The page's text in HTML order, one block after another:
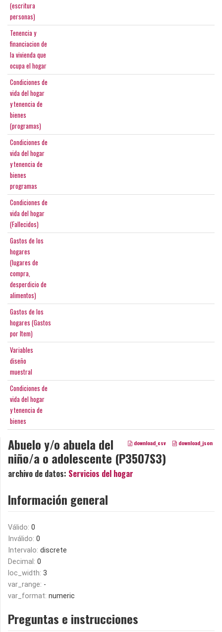
(escritura
personas)
Tenencia y
financiacion de
la vivienda que
ocupa el hogar
Condiciones de
vida del hogar
y tenencia de
bienes
(programas)
Condiciones de
vida del hogar
y tenencia de
bienes
programas
Condiciones de
vida del hogar
(Fallecidos)
Gastos de los
hogares
(lugares de
compra,
desperdicio de
alimentos)
Gastos de los
hogares (Gastos
por Item)
Variables
diseño
muestral
Condiciones de
vida del hogar
y tenencia de
bienes
download_csv download_json
Abuelo y/o abuela del
niño/a o adolescente (P3507S3)
archivo de datos: Servicios del hogar
Información general
Válido: 0
Inválido: 0
Intervalo: discrete
Decimal: 0
loc_width: 3
var_range: -
var_format: numeric
Preguntas e instrucciones